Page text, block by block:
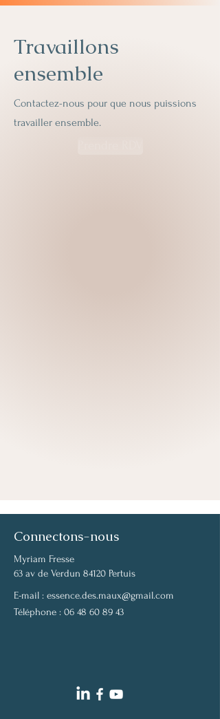
Travaillons
ensemble
Contactez-nous pour que nous puissions
travailler ensemble.
Connectons-nous
Myriam Fresse
63 av de Verdun 84120 Pertuis
E-mail : essence.des.maux@gmail.com
Téléphone : 06 48 60 89 43